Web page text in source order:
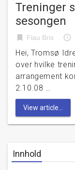
Treninger
sesongen
bookmark Flau Bris access_time
Hei, Tromsø
over hvilke
arrangement
2.10.08 …
View article...
Innhold